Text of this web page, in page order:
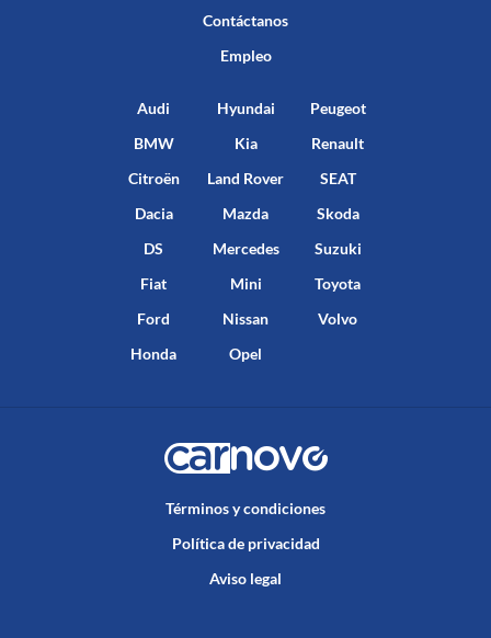
Contáctanos
Empleo
Audi
BMW
Citroën
Dacia
DS
Fiat
Ford
Honda
Hyundai
Kia
Land Rover
Mazda
Mercedes
Mini
Nissan
Opel
Peugeot
Renault
SEAT
Skoda
Suzuki
Toyota
Volvo
Términos y condiciones
Política de privacidad
Aviso legal